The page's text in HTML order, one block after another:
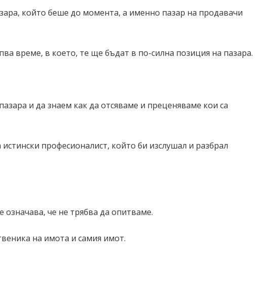
който беше до момента, а именно пазар на продавачи
време, в което, те ще бъдат в по-силна позиция на пазара.
и да знаем как да отсяваме и преценяваме кои са
професионалист, който би изслушал и разбрал
че не трябва да опитваме.
на имота и самия имот.